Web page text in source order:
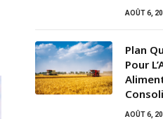
AOÛT 6,
Plan
Pour
AOÛT 6,